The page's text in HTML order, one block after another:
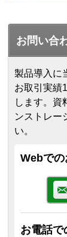
お問い合
製品導入に
お取引実績
します。 資
ンストレー
い。
Webで
お電話で